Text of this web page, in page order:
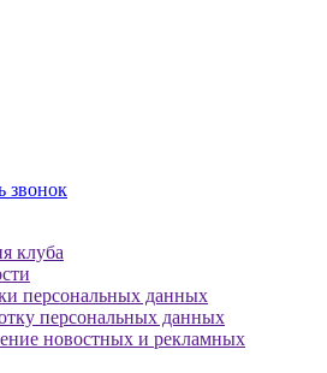
звонок
клуба
персональных данных
персональных данных
новостных и рекламных